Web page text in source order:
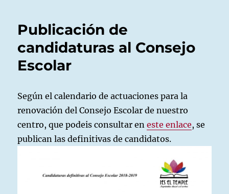
Francia
Publicación de
candidaturas al Consejo
Escolar
Según el calendario de actuaciones para la
renovación del Consejo Escolar de nuestro
centro, que podeis consultar eneste enlace, se
publican las definitivas de candidatos.